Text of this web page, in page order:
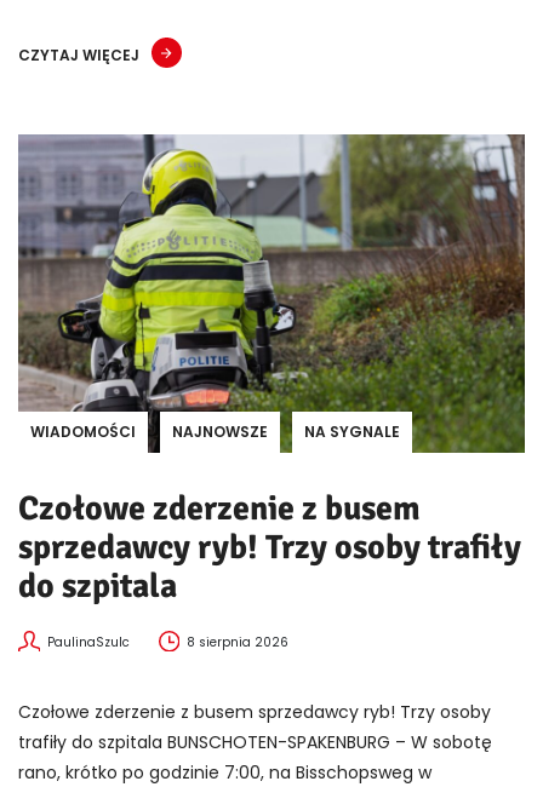
CZYTAJ WIĘCEJ
WIADOMOŚCI NAJNOWSZE NA SYGNALE
Czołowe zderzenie z busem
sprzedawcy ryb! Trzy osoby trafiły
do szpitala
PaulinaSzulc 8 sierpnia 2026
Czołowe zderzenie z busem sprzedawcy ryb! Trzy osoby
trafiły do szpitala BUNSCHOTEN-SPAKENBURG – W sobotę
rano, krótko po godzinie 7:00, na Bisschopsweg w